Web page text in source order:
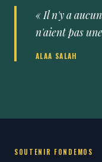
« Il n'y a
n'aient pas
ALAA SALAH
SOUTENIR FONDEMOS